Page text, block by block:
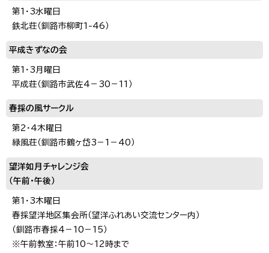
第1・3水曜日
鉄北荘（釧路市柳町1-46）
平成きずなの会
第1・3月曜日
平成荘（釧路市武佐4－30－11）
春採の風サークル
第2・4木曜日
緑風荘（釧路市鶴ヶ岱3－1－40）
望洋如月チャレンジ会
（午前・午後）
第1・3木曜日
春採望洋地区集会所（望洋ふれあい交流センター内）
（釧路市春採4－10－15）
※午前教室：午前10～12時まで